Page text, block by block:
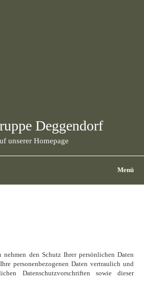
Deggendorf
unserer Homepage
Menü
nehmen den Schutz Ihrer persönlichen Daten
personenbezogenen Daten vertraulich und
Datenschutzvorschriften sowie dieser